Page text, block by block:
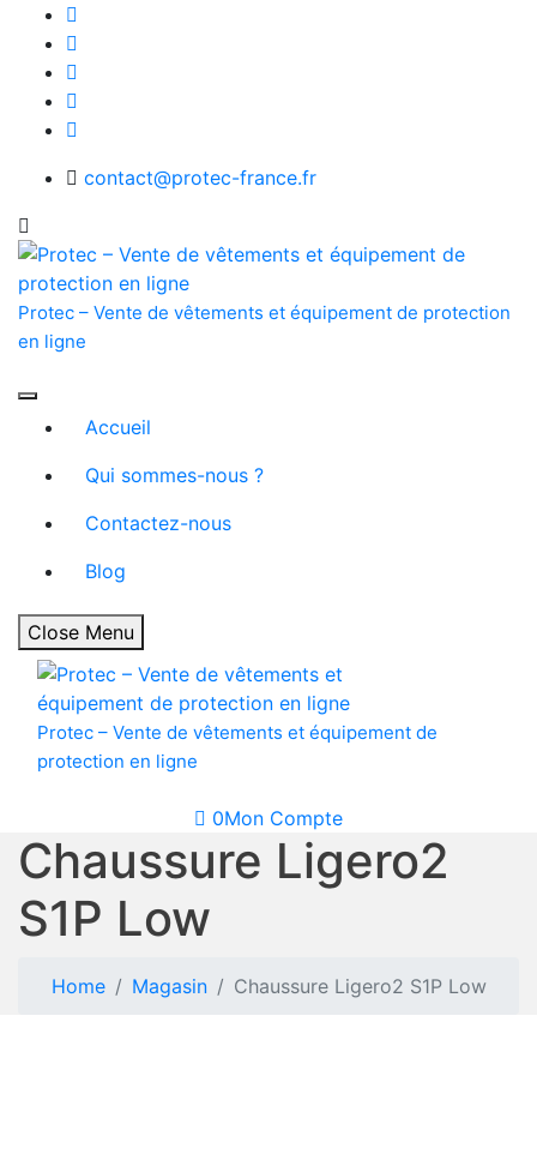
content
contact@protec-france.fr
Protec – Vente de vêtements et équipement de protection
en ligne
Accueil
Qui sommes-nous ?
Contactez-nous
Blog
Close Menu
Protec – Vente de vêtements et équipement de
protection en ligne
0Mon Compte
Chaussure Ligero2
S1P Low
Home Magasin Chaussure Ligero2 S1P Low